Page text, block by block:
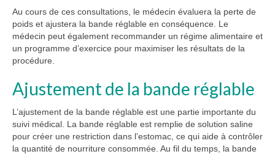
Au cours de ces consultations, le médecin évaluera la perte de
poids et ajustera la bande réglable en conséquence. Le
médecin peut également recommander un régime alimentaire et
un programme d’exercice pour maximiser les résultats de la
procédure.
Ajustement de la bande réglable
L’ajustement de la bande réglable est une partie importante du
suivi médical. La bande réglable est remplie de solution saline
pour créer une restriction dans l’estomac, ce qui aide à contrôler
la quantité de nourriture consommée. Au fil du temps, la bande